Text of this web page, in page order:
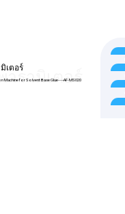
เตอร์
Machine for Solvent Base Glue----AF-MS020
ารามิเตอร์